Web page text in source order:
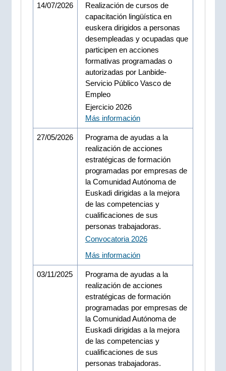
14/07/2026
Realización de cursos de
capacitación lingüística en
euskera dirigidos a personas
desempleadas y ocupadas que
participen en acciones
formativas programadas o
autorizadas por Lanbide-
Servicio Público Vasco de
Empleo
Ejercicio 2026
Más información
27/05/2026
Programa de ayudas a la
realización de acciones
estratégicas de formación
programadas por empresas de
la Comunidad Autónoma de
Euskadi dirigidas a la mejora
de las competencias y
cualificaciones de sus
personas trabajadoras.
Convocatoria 2026
Más información
03/11/2025
Programa de ayudas a la
realización de acciones
estratégicas de formación
programadas por empresas de
la Comunidad Autónoma de
Euskadi dirigidas a la mejora
de las competencias y
cualificaciones de sus
personas trabajadoras.